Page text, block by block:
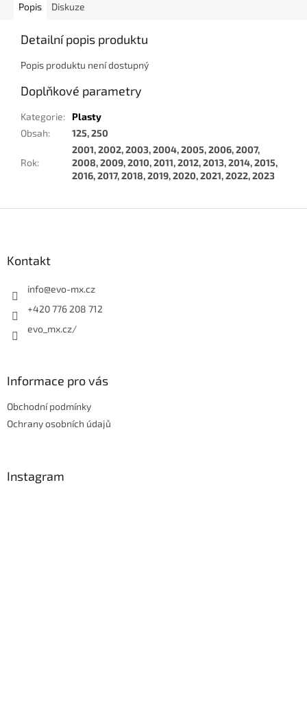
Popis Diskuze
Detailní popis produktu
Popis produktu není dostupný
Doplňkové parametry
Kategorie:
Plasty
Obsah: 125, 250
Rok:
2001, 2002, 2003, 2004, 2005, 2006, 2007,
2008, 2009, 2010, 2011, 2012, 2013, 2014, 2015,
2016, 2017, 2018, 2019, 2020, 2021, 2022, 2023
Kontakt
info@evo-mx.cz
+420 776 208 712
evo_mx.cz/
Informace pro vás
Obchodní podmínky
Ochrany osobních údajů
Instagram